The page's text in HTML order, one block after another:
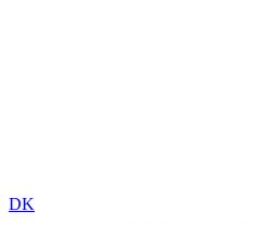
DK